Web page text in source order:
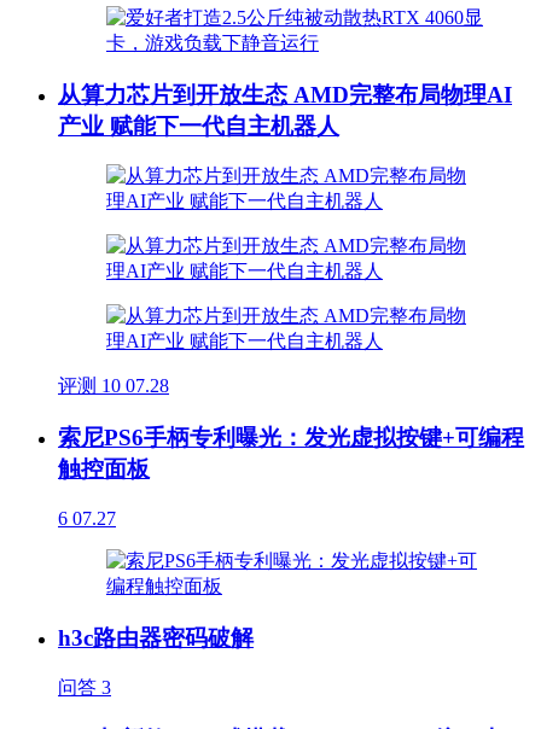
从算力芯片到开放生态 AMD完整布局物理AI
产业 赋能下一代自主机器人
评测 10 07.28
索尼PS6手柄专利曝光：发光虚拟按键+可编程
触控面板
6 07.27
h3c路由器密码破解
问答 3